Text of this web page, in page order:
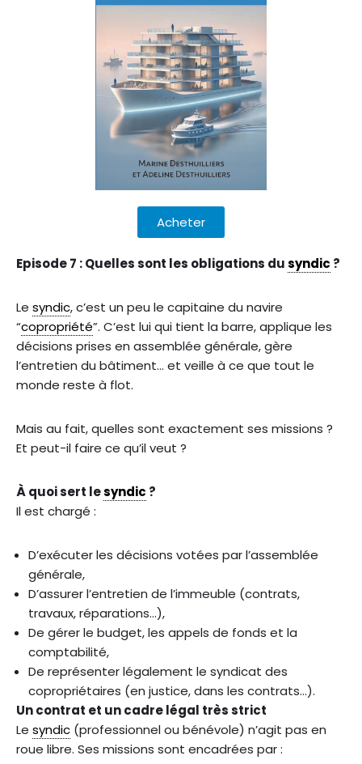
Acheter
Episode 7 : Quelles sont les obligations dusyndic ?
Le syndic, c’est un peu le capitaine du navire
“copropriété”. C’est lui qui tient la barre, applique les
décisions prises en assemblée générale, gère
l’entretien du bâtiment… et veille à ce que tout le
monde reste à flot.
Mais au fait, quelles sont exactement ses missions ?
Et peut-il faire ce qu’il veut ?
À quoi sert lesyndic ?
Il est chargé :
D’exécuter les décisions votées par l’assemblée
générale,
D’assurer l’entretien de l’immeuble (contrats,
travaux, réparations…),
De gérer le budget, les appels de fonds et la
comptabilité,
De représenter légalement le syndicat des
copropriétaires (en justice, dans les contrats…).
Un contrat et un cadre légal très strict
Le syndic (professionnel ou bénévole) n’agit pas en
roue libre. Ses missions sont encadrées par :